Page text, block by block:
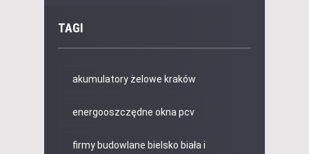
TAGI
akumulatory żelowe kraków
energooszczędne okna pcv
firmy budowlane bielsko biała i